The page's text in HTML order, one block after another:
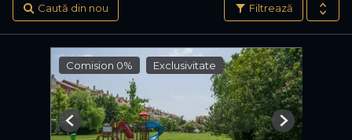
Filtrează
Caută din nou
Comision 0% Exclusivitate
Previous Next